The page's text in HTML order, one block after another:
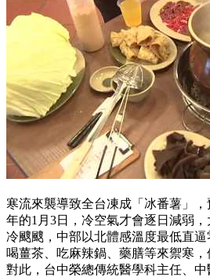
寒流來襲導致全台凍成「冰番薯」，
年的1月3日，冷空氣才會逐日減弱
冷颼颼，中部以北體感溫度最低直
喝薑茶、吃麻辣鍋、藥膳等來禦寒
對此，台中榮總傳統醫學科主任、